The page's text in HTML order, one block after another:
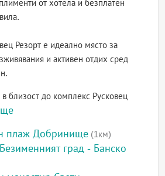
от хотела и безплатен
Резорт е идеално място за
и активен отдих сред
близост до комплекс Русковец
плаж Добринище (1км)
град - Банско